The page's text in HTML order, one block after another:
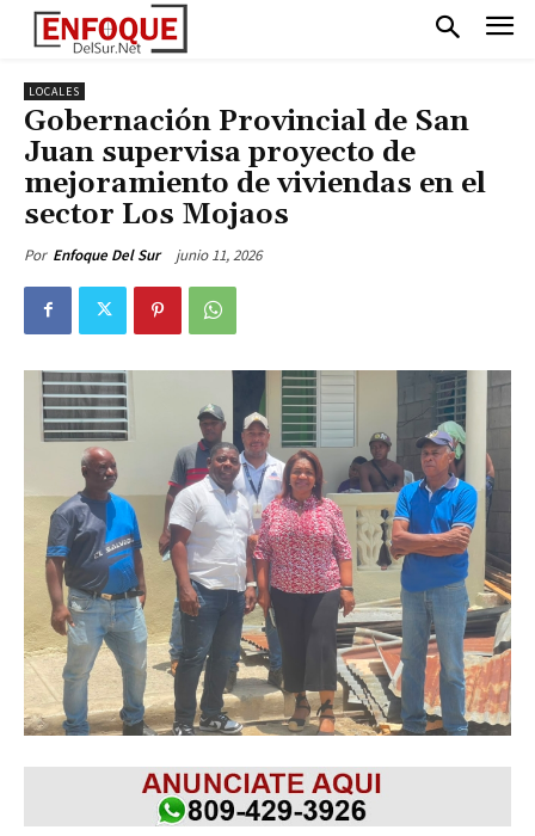
LOCALES
Gobernación Provincial de San
Juan supervisa proyecto de
mejoramiento de viviendas en el
sector Los Mojaos
Por Enfoque Del Sur junio 11, 2026